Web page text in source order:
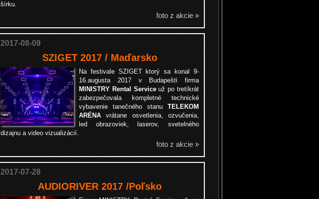
šírku.
foto z akcie »
2017-08-09
SZIGET 2017 / Maďarsko
Na festivale SZIGET ktorý sa konal 9-
16.augusta 2017 v Budapešti firma
MINISTRY Rental Serviceuž po tretíkrát
zabezpečovala kompletné technické
vybavenie tanečného stanuTELEKOM
ARÉNAvrátane osvetlenia, ozvučenia,
led obrazoviek, laserov, svetelného
dizajnu a video vizualizácií.
foto z akcie »
2017-07-28
AUDIORIVER 2017 /Poľsko